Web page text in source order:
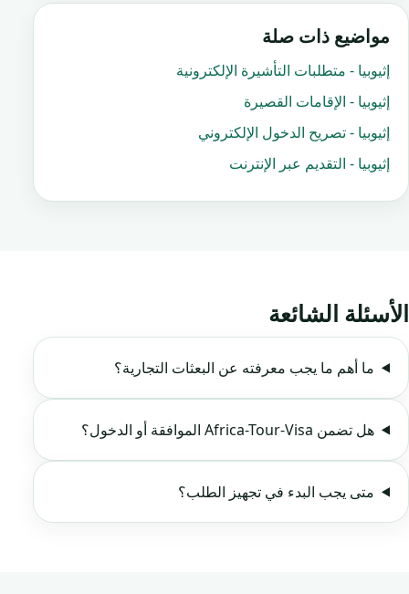
مواضيع ذات صلة
إثيوبيا - متطلبات التأشيرة الإلكترونية
إثيوبيا - الإقامات القصيرة
إثيوبيا - تصريح الدخول الإلكتروني
إثيوبيا - التقديم عبر الإنترنت
الأسئلة الشائعة
ما أهم ما يجب معرفته عن البعثات التجارية؟
هل تضمن Africa-Tour-Visa الموافقة أو الدخول؟
متى يجب البدء في تجهيز الطلب؟